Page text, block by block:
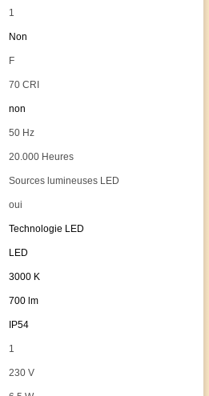
1
Non
F
70 CRI
non
50 Hz
20.000 Heures
Sources lumineuses LED
oui
Technologie LED
LED
3000 K
700 lm
IP54
1
230 V